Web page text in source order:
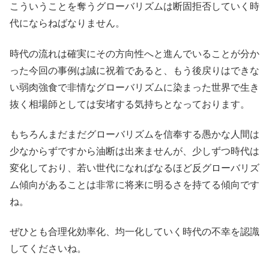
こういうことを奪うグローバリズムは断固拒否していく時
代にならねばなりません。
時代の流れは確実にその方向性へと進んでいることが分か
った今回の事例は誠に祝着であると、もう後戻りはできな
い弱肉強食で非情なグローバリズムに染まった世界で生き
抜く相場師としては安堵する気持ちとなっております。
もちろんまだまだグローバリズムを信奉する愚かな人間は
少なからずですから油断は出来ませんが、少しずつ時代は
変化しており、若い世代になればなるほど反グローバリズ
ム傾向があることは非常に将来に明るさを持てる傾向です
ね。
ぜひとも合理化効率化、均一化していく時代の不幸を認識
してくださいね。